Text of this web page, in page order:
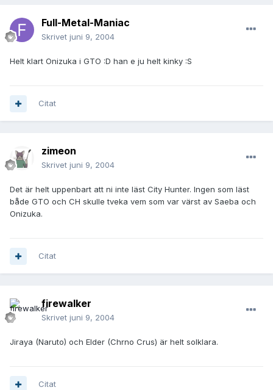
Full-Metal-Maniac
Skrivet juni 9, 2004
Helt klart Onizuka i GTO :D han e ju helt kinky :S
Citat
zimeon
Skrivet juni 9, 2004
Det är helt uppenbart att ni inte läst City Hunter. Ingen som läst
både GTO och CH skulle tveka vem som var värst av Saeba och
Onizuka.
Citat
firewalker
Skrivet juni 9, 2004
Jiraya (Naruto) och Elder (Chrno Crus) är helt solklara.
Citat